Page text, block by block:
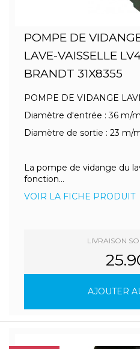
POMPE DE
LAVE-VAISSELLE
BRANDT 31X8355
POMPE DE VIDANGE
Diamètre d'entrée : 36 m/m
Diamètre de sortie : 23 m/
La pompe de vidange du
fonction...
VOIR LA FICHE PRODUIT
LIVRAISON
AJOUTER